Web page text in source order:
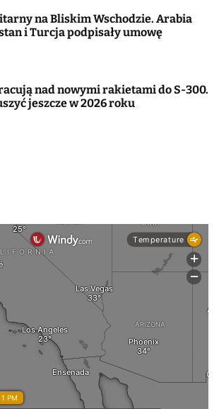
na Bliskim Wschodzie. Arabia
i Turcja podpisały umowę
nad nowymi rakietami do S-300.
jeszcze w 2026 roku